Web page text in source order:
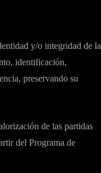
y/o integridad de la
identificación,
preservando su
de las partidas
del Programa de